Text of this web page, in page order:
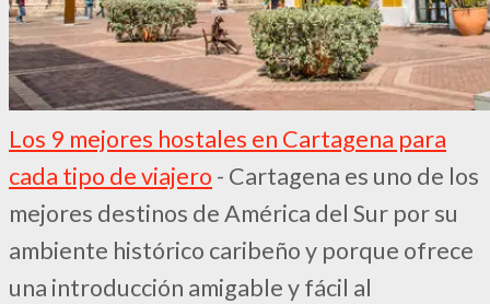
Los 9 mejores hostales en Cartagena para
cada tipo de viajero - Cartagena es uno de los
mejores destinos de América del Sur por su
ambiente histórico caribeño y porque ofrece
una introducción amigable y fácil al